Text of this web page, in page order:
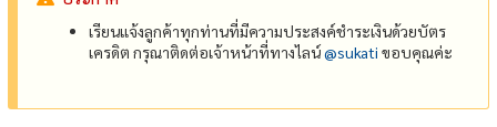
เรียนแจ้งลูกค้าทุกท่านที่มีความประสงค์ชำระเงินด้วยบัตร
เครดิต กรุณาติดต่อเจ้าหน้าที่ทางไลน์@‌sukati ขอบคุณค่ะ